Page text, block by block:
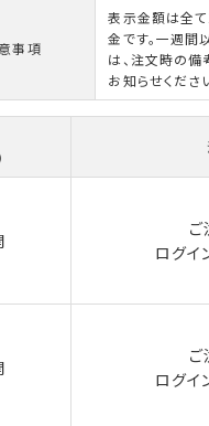
事項
表示金額は全
金です。一週間
は、注文時の
お知らせくださ
ログイ
ログイ